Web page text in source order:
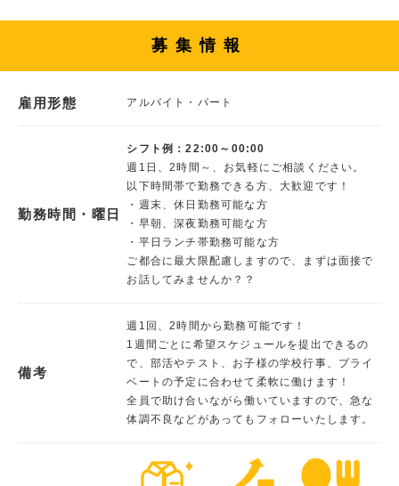
募集情報
雇用形態 アルバイト・パート
勤務時間・曜日
シフト例：22:00～00:00
週1日、2時間～、お気軽にご相談ください。
以下時間帯で勤務できる方、大歓迎です！
・週末、休日勤務可能な方
・早朝、深夜勤務可能な方
・平日ランチ帯勤務可能な方
ご都合に最大限配慮しますので、まずは面接で
お話してみませんか？？
備考
週1回、2時間から勤務可能です！
1週間ごとに希望スケジュールを提出できるの
で、部活やテスト、お子様の学校行事、プライ
ベートの予定に合わせて柔軟に働けます！
全員で助け合いながら働いていますので、急な
体調不良などがあってもフォローいたします。